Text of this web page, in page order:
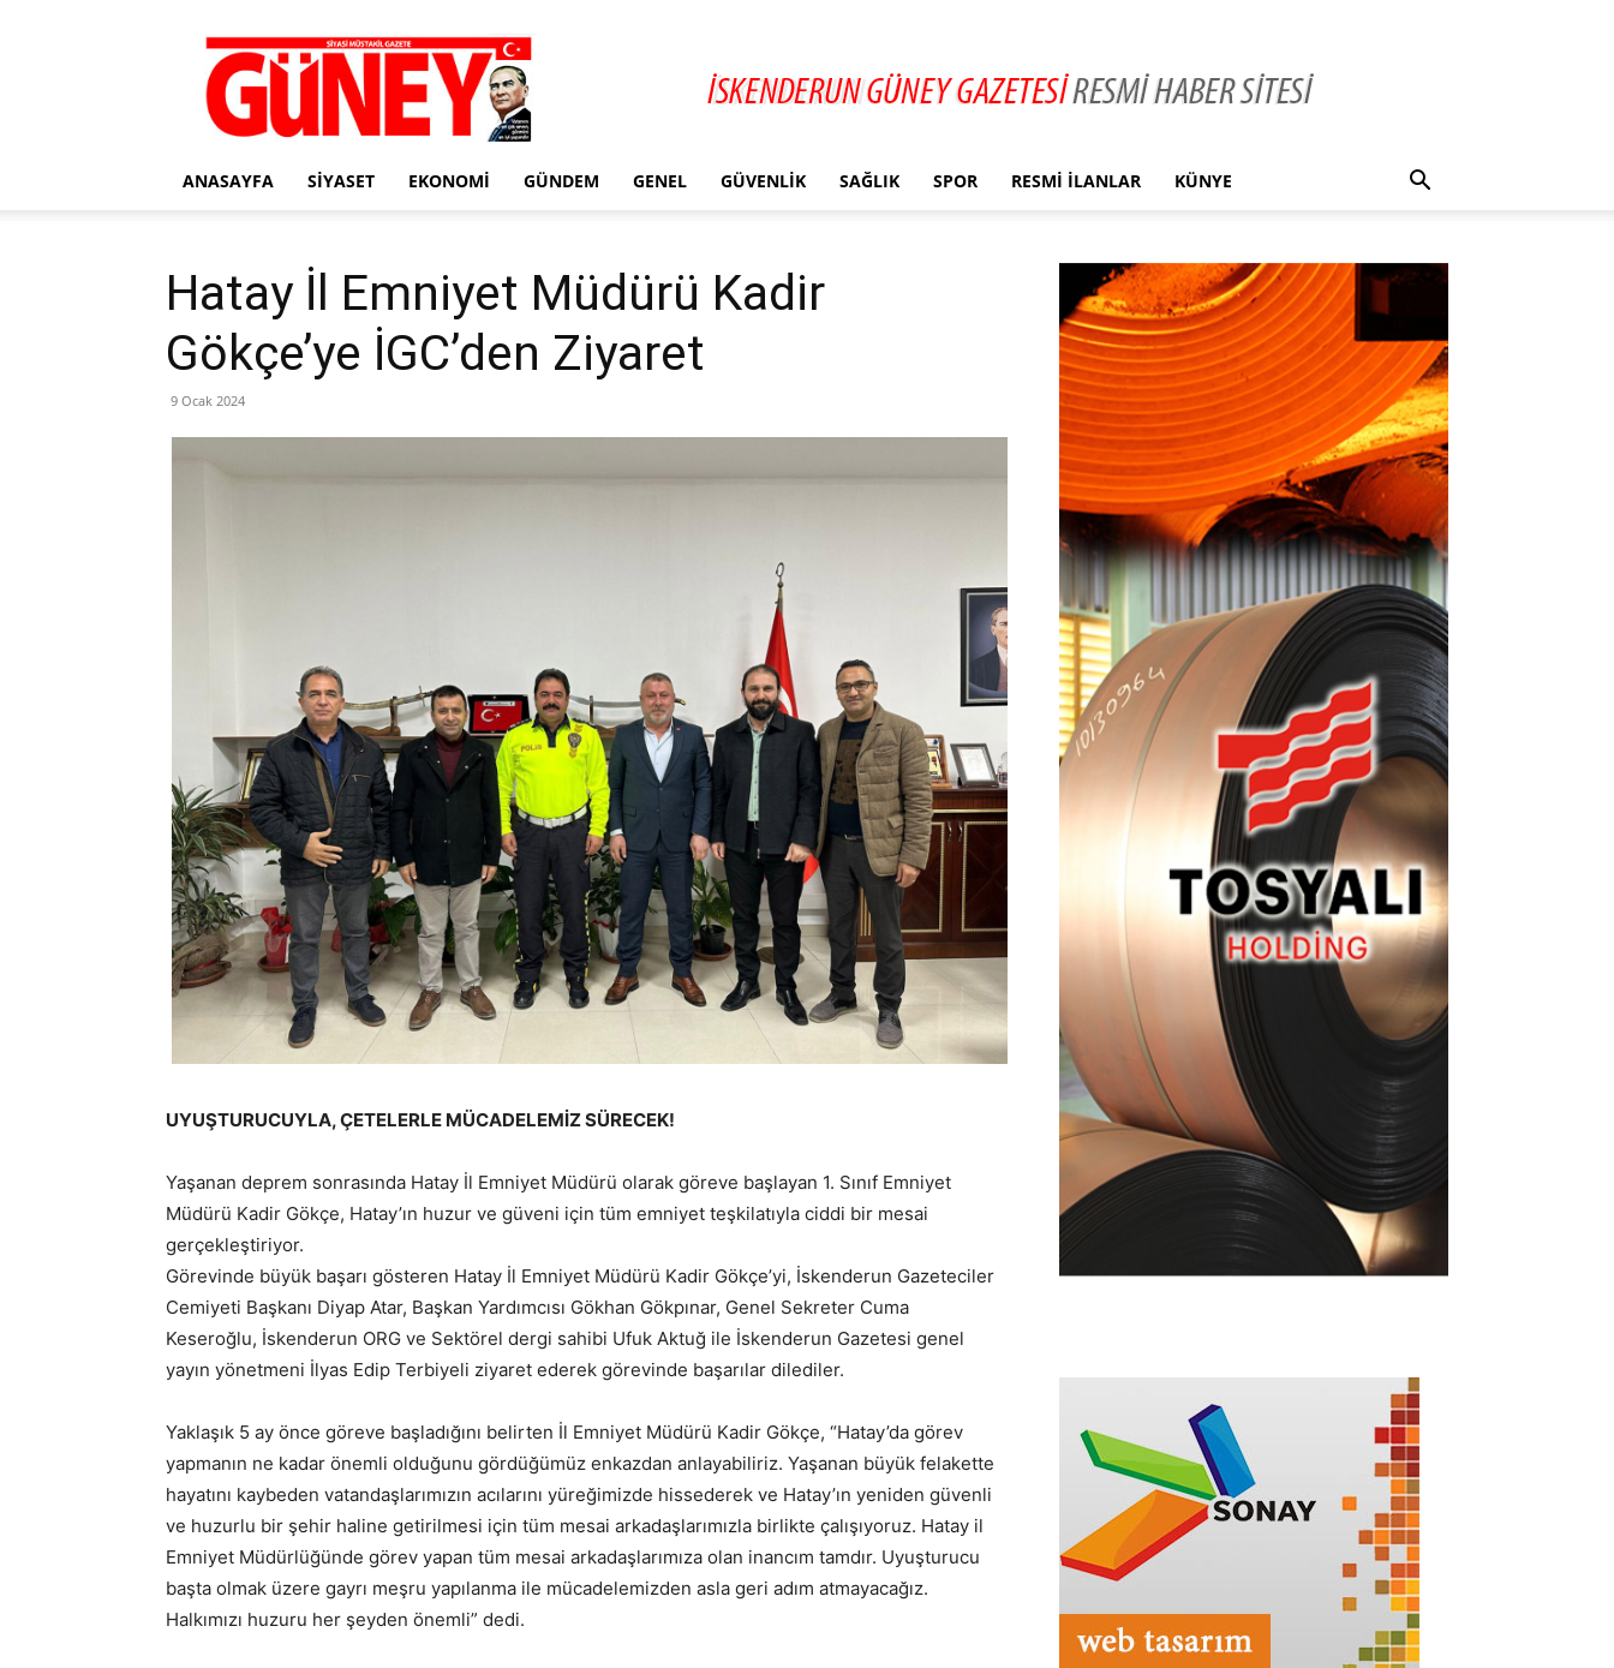
Gazete
Güney
ANASAYFA SIYASET EKONOMI GÜNDEM GENEL GÜVENLIK SAĞLIK SPOR RESMI İLANLAR KÜNYE
Hatay İl Emniyet Müdürü Kadir
Gökçe’ye İGC’den Ziyaret
9 Ocak 2024
UYUŞTURUCUYLA, ÇETELERLE MÜCADELEMİZ SÜRECEK!
Yaşanan deprem sonrasında Hatay İl Emniyet Müdürü olarak göreve başlayan 1. Sınıf Emniyet
Müdürü Kadir Gökçe, Hatay’ın huzur ve güveni için tüm emniyet teşkilatıyla ciddi bir mesai
gerçekleştiriyor.
Görevinde büyük başarı gösteren Hatay İl Emniyet Müdürü Kadir Gökçe’yi, İskenderun Gazeteciler
Cemiyeti Başkanı Diyap Atar, Başkan Yardımcısı Gökhan Gökpınar, Genel Sekreter Cuma
Keseroğlu, İskenderun ORG ve Sektörel dergi sahibi Ufuk Aktuğ ile İskenderun Gazetesi genel
yayın yönetmeni İlyas Edip Terbiyeli ziyaret ederek görevinde başarılar dilediler.
Yaklaşık 5 ay önce göreve başladığını belirten İl Emniyet Müdürü Kadir Gökçe, “Hatay’da görev
yapmanın ne kadar önemli olduğunu gördüğümüz enkazdan anlayabiliriz. Yaşanan büyük felakette
hayatını kaybeden vatandaşlarımızın acılarını yüreğimizde hissederek ve Hatay’ın yeniden güvenli
ve huzurlu bir şehir haline getirilmesi için tüm mesai arkadaşlarımızla birlikte çalışıyoruz. Hatay il
Emniyet Müdürlüğünde görev yapan tüm mesai arkadaşlarımıza olan inancım tamdır. Uyuşturucu
başta olmak üzere gayrı meşru yapılanma ile mücadelemizden asla geri adım atmayacağız.
Halkımızı huzuru her şeyden önemli” dedi.